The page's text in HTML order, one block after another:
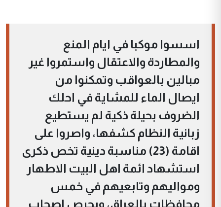
اسسوا موكبا في ايام المنع
والمطاردة والاعتقال واستمروا غير
مبالين بالعواقب وتمكنوا من
ايصال الماء للمشاية في احلك
الضروف بحيلة ذكية لم يستطيع
زبانية النظام كشفها، واصروا على
اقامة (23) مناسبة دينية تخص ذكرى
استشهاد ائمة اهل البيت الاطهار
ومواليهم وتابعيهم في خمس
محافظات بالعراق، ويحرص اصحاب